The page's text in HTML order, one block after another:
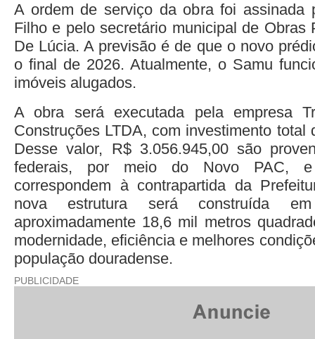
A ordem de serviço da obra foi assinada
Filho e pelo secretário municipal de Obras
De Lúcia. A previsão é de que o novo
o final de 2026. Atualmente, o Samu
imóveis alugados.
A obra será executada pela empresa
Construções LTDA, com investimento total
Desse valor, R$ 3.056.945,00 são
federais, por meio do Novo PAC, e
correspondem à contrapartida da
nova estrutura será construída
aproximadamente 18,6 mil metros
modernidade, eficiência e melhores
população douradense.
PUBLICIDADE